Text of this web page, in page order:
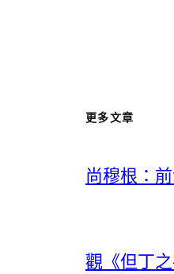
更多文章
尚穆根：
觀《但丁